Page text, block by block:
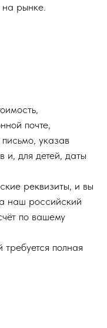
рынке.
почте,
указав
и, для детей, даты
реквизиты, и вы
наш российский
по вашему
полная